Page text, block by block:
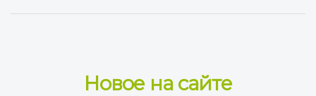
Новое на сайте